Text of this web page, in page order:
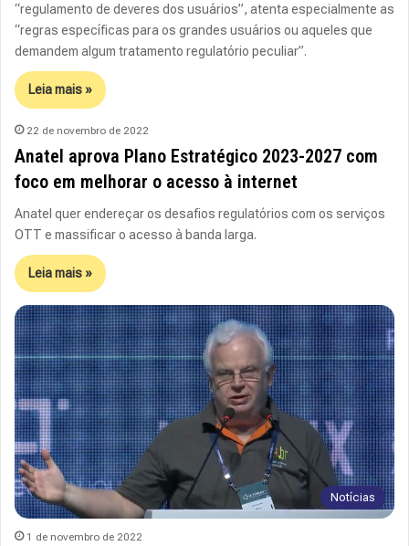
“regulamento de deveres dos usuários”, atenta especialmente as
“regras específicas para os grandes usuários ou aqueles que
demandem algum tratamento regulatório peculiar”.
Leia mais »
22 de novembro de 2022
Anatel aprova Plano Estratégico 2023-2027 com
foco em melhorar o acesso à internet
Anatel quer endereçar os desafios regulatórios com os serviços
OTT e massificar o acesso à banda larga.
Leia mais »
Notícias
1 de novembro de 2022